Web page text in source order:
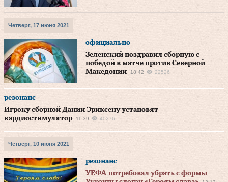
Четверг, 17 июня 2021
официально
Зеленский поздравил сборную с
победой в матче против Северной
Македонии
18:42 22526
резонанс
Игроку сборной Дании Эриксену установят
кардиостимулятор
11:39 40276
Четверг, 10 июня 2021
резонанс
УЕФА потребовал убрать с формы